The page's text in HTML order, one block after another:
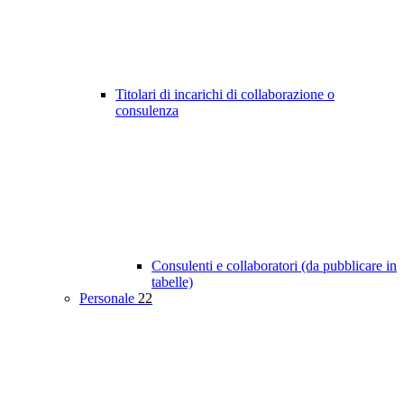
Titolari di incarichi di collaborazione o
consulenza
Consulenti e collaboratori (da pubblicare in
tabelle)
Personale 22